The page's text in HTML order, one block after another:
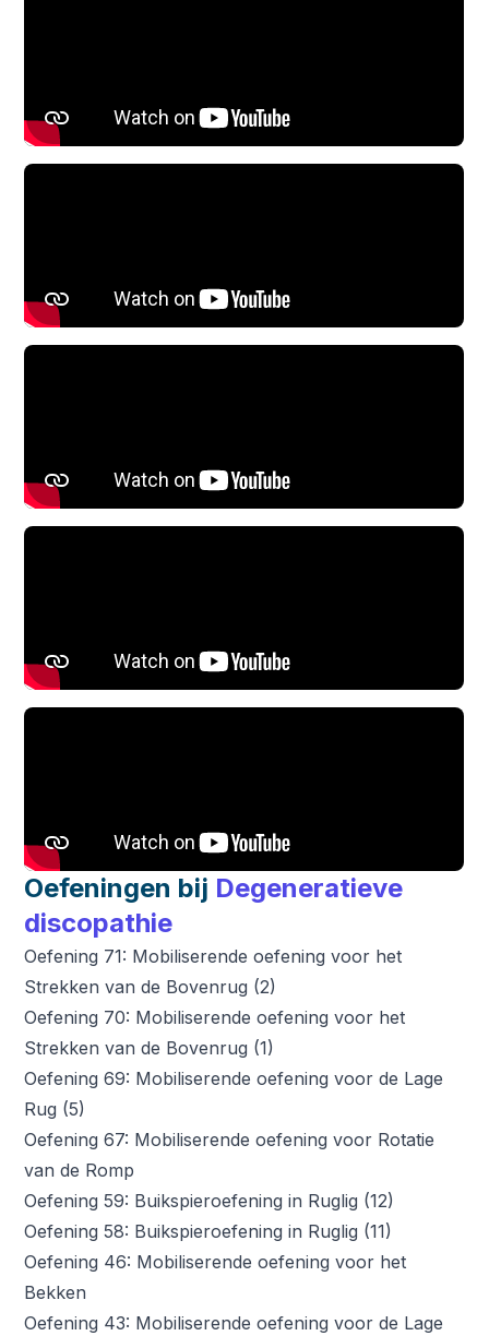
Oefeningen bij Degeneratieve
discopathie
Oefening 71: Mobiliserende oefening voor het
Strekken van de Bovenrug (2)
Oefening 70: Mobiliserende oefening voor het
Strekken van de Bovenrug (1)
Oefening 69: Mobiliserende oefening voor de Lage
Rug (5)
Oefening 67: Mobiliserende oefening voor Rotatie
van de Romp
Oefening 59: Buikspieroefening in Ruglig (12)
Oefening 58: Buikspieroefening in Ruglig (11)
Oefening 46: Mobiliserende oefening voor het
Bekken
Oefening 43: Mobiliserende oefening voor de Lage